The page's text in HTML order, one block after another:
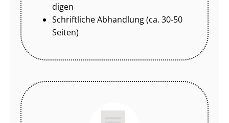
di­gen
Schriftliche Abhandlung (ca. 30-50
Seiten)